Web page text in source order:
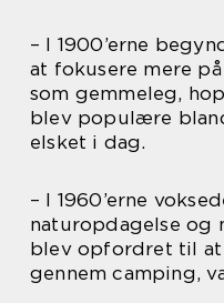
– I 1900’erne
at fokusere mere
som gemmeleg,
blev populære
elsket i dag.
– I 1960’erne
naturopdagelse og
blev opfordret til at
gennem camping,